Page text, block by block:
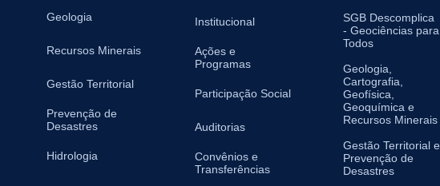
Geologia
Recursos Minerais
Gestão Territorial
Prevenção de
Desastres
Hidrologia
Institucional
Ações e
Programas
Participação Social
Auditorias
Convênios e
Transferências
SGB Descomplica
- Geociências para
Todos
Geologia,
Cartografia,
Geofísica,
Geoquímica e
Recursos Minerais
Gestão Territorial e
Prevenção de
Desastres